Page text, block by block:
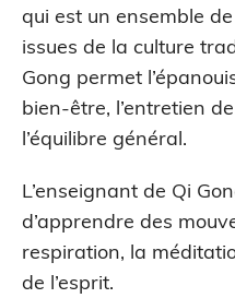
qui est un ensemble
issues de la culture
Gong permet
bien-être, l’entretien
l’équilibre général.
L’enseignant de Qi
d’apprendre des
respiration, la
de l’esprit.